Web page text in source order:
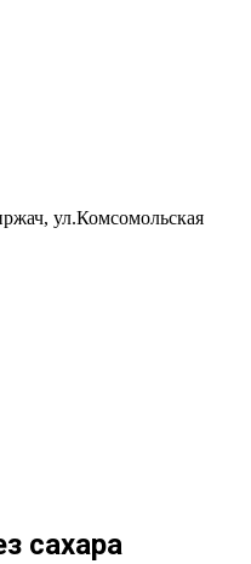
ул.Комсомольская
сахара